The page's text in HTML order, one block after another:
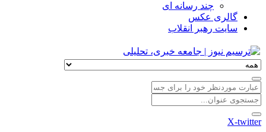
چند رسانه ای
گالری عکس
سایت رهبر انقلاب
X-twitter